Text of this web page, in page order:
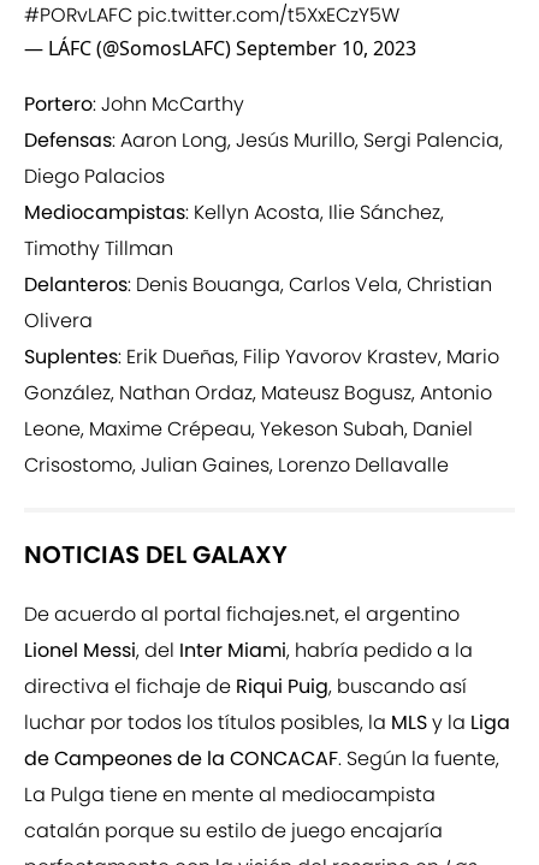
#PORvLAFC pic.twitter.com/t5XxECzY5W
— LÁFC (@SomosLAFC)September 10, 2023
Portero: John McCarthy
Defensas: Aaron Long, Jesús Murillo, Sergi Palencia,
Diego Palacios
Mediocampistas: Kellyn Acosta, Ilie Sánchez,
Timothy Tillman
Delanteros: Denis Bouanga, Carlos Vela, Christian
Olivera
Suplentes: Erik Dueñas, Filip Yavorov Krastev, Mario
González, Nathan Ordaz, Mateusz Bogusz, Antonio
Leone, Maxime Crépeau, Yekeson Subah, Daniel
Crisostomo, Julian Gaines, Lorenzo Dellavalle
NOTICIAS DEL GALAXY
De acuerdo al portal fichajes.net, el argentino
Lionel Messi, del Inter Miami, habría pedido a la
directiva el fichaje de Riqui Puig, buscando así
luchar por todos los títulos posibles, la MLSy la Liga
de Campeones de la CONCACAF. Según la fuente,
La Pulga tiene en mente al mediocampista
catalán porque su estilo de juego encajaría